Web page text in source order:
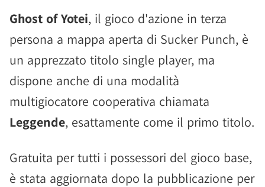
Ghost of Yotei, il gioco d'azione in terza
persona a mappa aperta di Sucker Punch, è
un apprezzato titolo single player, ma
dispone anche di una modalità
multigiocatore cooperativa chiamata
Leggende, esattamente come il primo titolo.
Gratuita per tutti i possessori del gioco base,
è stata aggiornata dopo la pubblicazione per